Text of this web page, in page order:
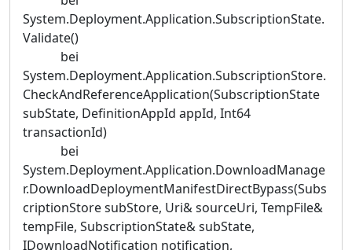
System.Deployment.Application.SubscriptionState.
Validate()
bei
System.Deployment.Application.SubscriptionStore.
CheckAndReferenceApplication(SubscriptionState
subState, DefinitionAppId appId, Int64
transactionId)
bei
System.Deployment.Application.DownloadManage
r.DownloadDeploymentManifestDirectBypass(Subs
criptionStore subStore, Uri& sourceUri, TempFile&
tempFile, SubscriptionState& subState,
IDownloadNotification notification,